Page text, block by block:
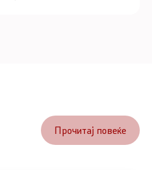
Прочитај повеќе